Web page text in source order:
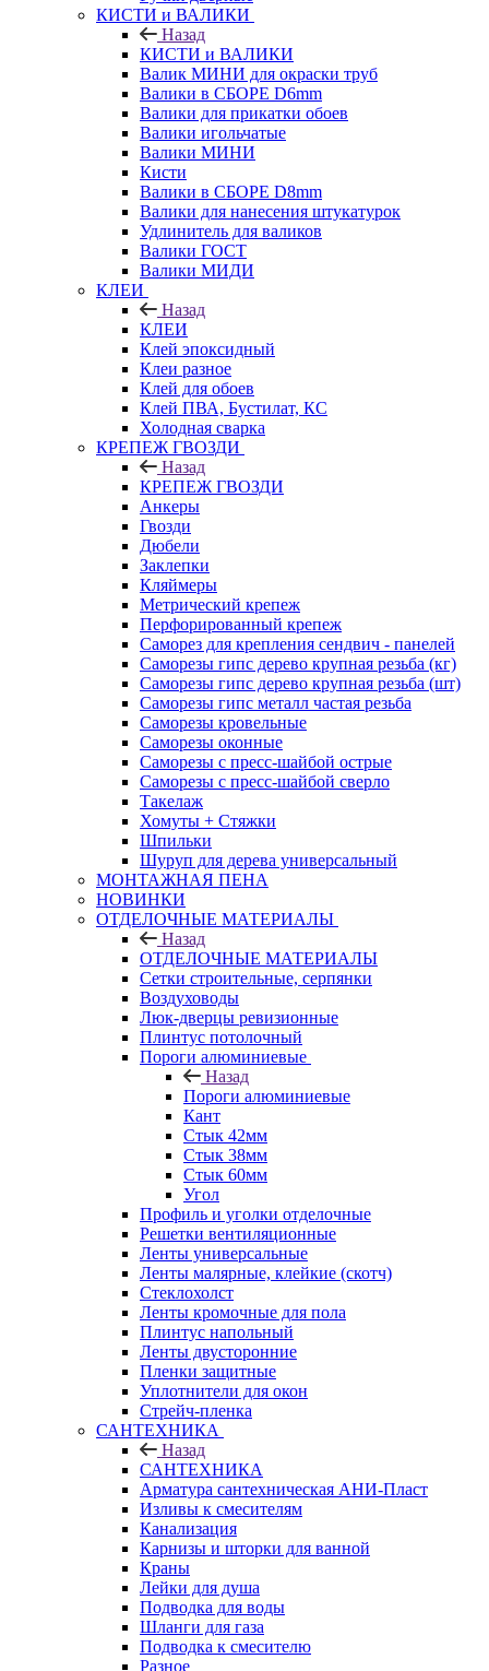
КИСТИ и ВАЛИКИ
Назад
КИСТИ и ВАЛИКИ
Валик МИНИ для окраски труб
Валики в СБОРЕ D6mm
Валики для прикатки обоев
Валики игольчатые
Валики МИНИ
Кисти
Валики в СБОРЕ D8mm
Валики для нанесения штукатурок
Удлинитель для валиков
Валики ГОСТ
Валики МИДИ
КЛЕИ
Назад
КЛЕИ
Клей эпоксидный
Клеи разное
Клей для обоев
Клей ПВА, Бустилат, КС
Холодная сварка
КРЕПЕЖ ГВОЗДИ
Назад
КРЕПЕЖ ГВОЗДИ
Анкеры
Гвозди
Дюбели
Заклепки
Кляймеры
Метрический крепеж
Перфорированный крепеж
Саморез для крепления сендвич - панелей
Саморезы гипс дерево крупная резьба (кг)
Саморезы гипс дерево крупная резьба (шт)
Саморезы гипс металл частая резьба
Саморезы кровельные
Саморезы оконные
Саморезы с пресс-шайбой острые
Саморезы с пресс-шайбой сверло
Такелаж
Хомуты + Стяжки
Шпильки
Шуруп для дерева универсальный
МОНТАЖНАЯ ПЕНА
НОВИНКИ
ОТДЕЛОЧНЫЕ МАТЕРИАЛЫ
Назад
ОТДЕЛОЧНЫЕ МАТЕРИАЛЫ
Сетки строительные, серпянки
Воздуховоды
Люк-дверцы ревизионные
Плинтус потолочный
Пороги алюминиевые
Назад
Пороги алюминиевые
Кант
Стык 42мм
Стык 38мм
Стык 60мм
Угол
Профиль и уголки отделочные
Решетки вентиляционные
Ленты универсальные
Ленты малярные, клейкие (скотч)
Стеклохолст
Ленты кромочные для пола
Плинтус напольный
Ленты двусторонние
Пленки защитные
Уплотнители для окон
Стрейч-пленка
САНТЕХНИКА
Назад
САНТЕХНИКА
Арматура сантехническая АНИ-Пласт
Изливы к смесителям
Канализация
Карнизы и шторки для ванной
Краны
Лейки для душа
Подводка для воды
Шланги для газа
Подводка к смесителю
Разное